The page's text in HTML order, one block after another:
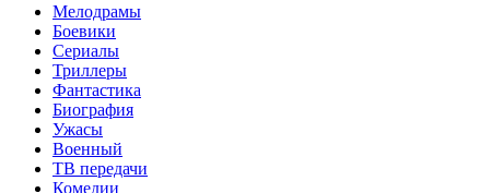
Мелодрамы
Боевики
Сериалы
Триллеры
Фантастика
Биография
Ужасы
Военный
ТВ передачи
Комедии